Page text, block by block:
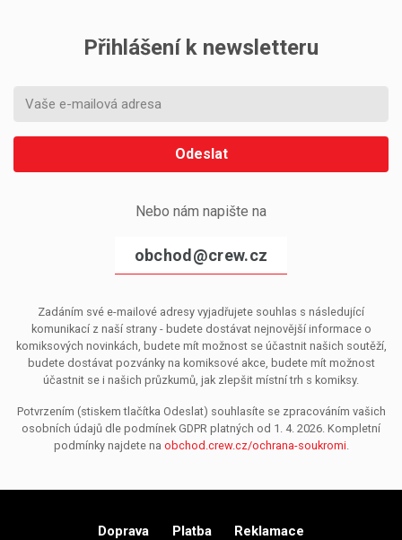
Přihlášení k newsletteru
Odeslat
Nebo nám napište na
obchod@crew.cz
Zadáním své e-mailové adresy vyjadřujete souhlas s následující
komunikací z naší strany - budete dostávat nejnovější informace o
komiksových novinkách, budete mít možnost se účastnit našich soutěží,
budete dostávat pozvánky na komiksové akce, budete mít možnost
účastnit se i našich průzkumů, jak zlepšit místní trh s komiksy.
Potvrzením (stiskem tlačítka Odeslat) souhlasíte se zpracováním vašich
osobních údajů dle podmínek GDPR platných od 1. 4. 2026. Kompletní
podmínky najdete na obchod.crew.cz/ochrana-soukromi.
Doprava Platba
Reklamace